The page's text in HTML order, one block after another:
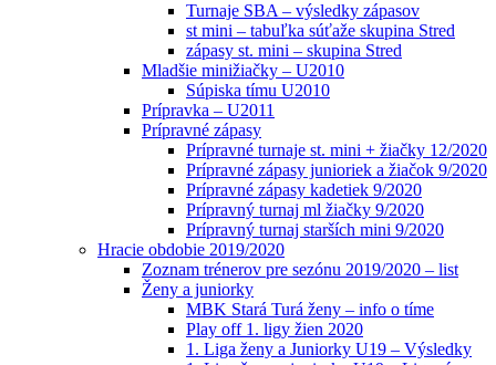
Turnaje SBA – výsledky zápasov
st mini – tabuľka súťaže skupina Stred
zápasy st. mini – skupina Stred
Mladšie minižiačky – U2010
Súpiska tímu U2010
Prípravka – U2011
Prípravné zápasy
Prípravné turnaje st. mini + žiačky 12/2020
Prípravné zápasy junioriek a žiačok 9/2020
Prípravné zápasy kadetiek 9/2020
Prípravný turnaj ml žiačky 9/2020
Prípravný turnaj starších mini 9/2020
Hracie obdobie 2019/2020
Zoznam trénerov pre sezónu 2019/2020 – list
Ženy a juniorky
MBK Stará Turá ženy – info o tíme
Play off 1. ligy žien 2020
1. Liga ženy a Juniorky U19 – Výsledky